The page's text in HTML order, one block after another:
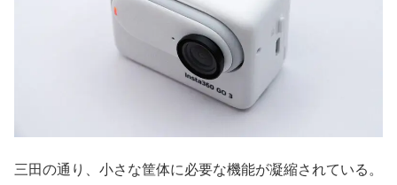
三田の通り、小さな筐体に必要な機能が凝縮されている。